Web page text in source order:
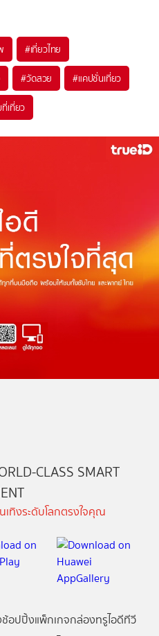
#เที่ยวไทย
#วัดสวย #แคปชั่นเที่ยว
เที่ยว
CLASS SMART
ทิงระดับโลกตรงใจคุณ
ช้อปปิ้งแพ็กเกจกล่องทรูไอดีทีวี